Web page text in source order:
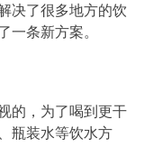
决了很多地方的饮
一条新方案。
的，为了喝到更干
瓶装水等饮水方